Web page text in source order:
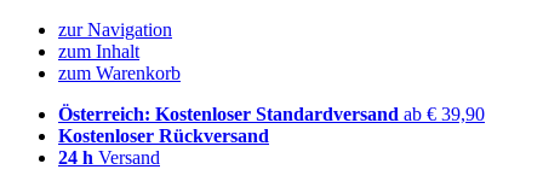
zur Navigation
zum Inhalt
zum Warenkorb
Österreich: Kostenloser Standardversand ab € 39,90
Kostenloser Rückversand
24 h Versand